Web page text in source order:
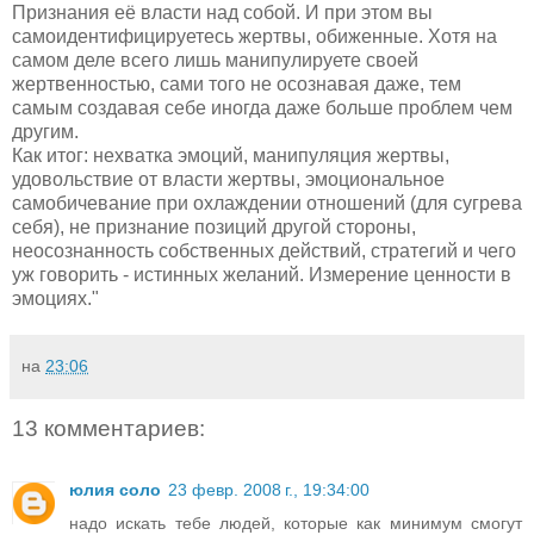
Признания её власти над собой. И при этом вы
самоидентифицируетесь жертвы, обиженные. Хотя на
самом деле всего лишь манипулируете своей
жертвенностью, сами того не осознавая даже, тем
самым создавая себе иногда даже больше проблем чем
другим.
Как итог: нехватка эмоций, манипуляция жертвы,
удовольствие от власти жертвы, эмоциональное
самобичевание при охлаждении отношений (для сугрева
себя), не признание позиций другой стороны,
неосознанность собственных действий, стратегий и чего
уж говорить - истинных желаний. Измерение ценности в
эмоциях."
на 23:06
13 комментариев:
юлия соло 23 февр. 2008 г., 19:34:00
надо искать тебе людей, которые как минимум смогут